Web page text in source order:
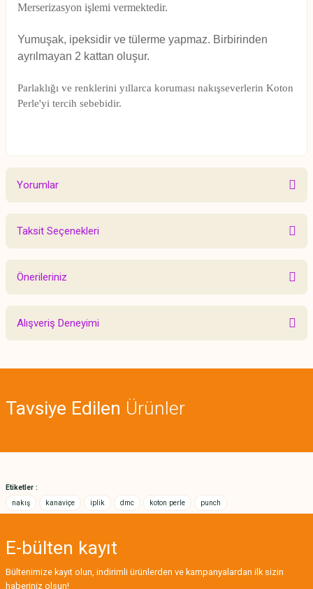
Merserizasyon işlemi vermektedir.
Yumuşak, ipeksidir ve tülerme yapmaz. Birbirinden
ayrılmayan 2 kattan oluşur.
Parlaklığı ve renklerini yıllarca koruması nakışseverlerin Koton
Perle'yi tercih sebebidir.
Yorumlar
Taksit Seçenekleri
Önerileriniz
Bu ürünün fiyat bilgisi, resim, ürün açıklamalarında ve diğer konularda
yetersiz gördüğünüz noktaları öneri formunu kullanarak tarafımıza
Ürün açıklamasında eksik bilgiler bulunuyor.
Alışveriş Deneyimi
Tavsiye Edilen Ürünler
Etiketler :
nakış
kanaviçe iplik dmc koton perle punch
E-bülten kayıt
Bültenimize kayıt olun, indirimli ürünlerden ve kampanyalardan ilk sizin
haberiniz olsun!